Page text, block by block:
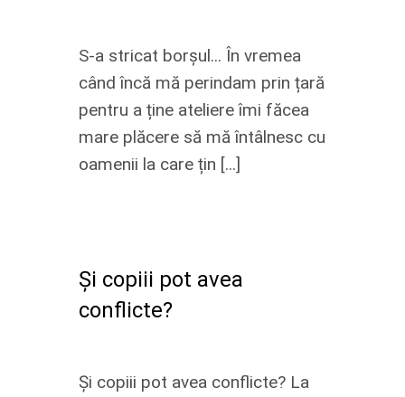
S-a stricat borșul... În vremea
când încă mă perindam prin țară
pentru a ține ateliere îmi făcea
mare plăcere să mă întâlnesc cu
oamenii la care țin [...]
Și copiii pot avea
conflicte?
Și copiii pot avea conflicte? La